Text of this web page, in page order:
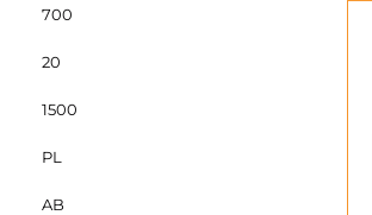
700
20
1500
PL
AB